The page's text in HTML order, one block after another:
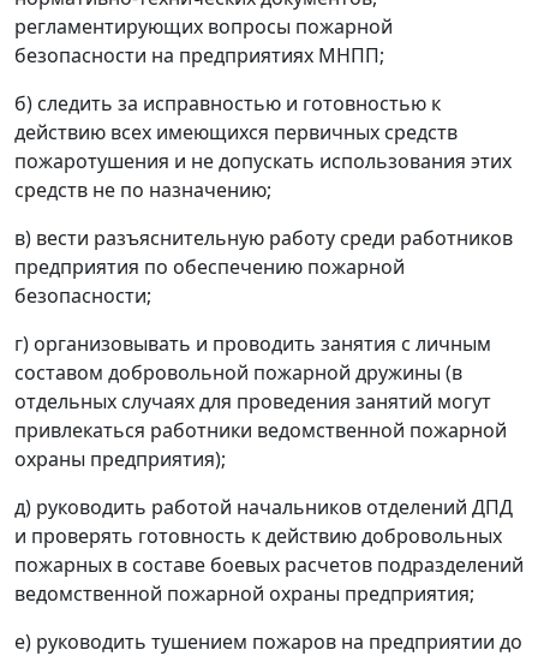
регламентирующих вопросы пожарной
безопасности на предприятиях МНПП;
б) следить за исправностью и готовностью к
действию всех имеющихся первичных средств
пожаротушения и не допускать использования этих
средств не по назначению;
в) вести разъяснительную работу среди работников
предприятия по обеспечению пожарной
безопасности;
г) организовывать и проводить занятия с личным
составом добровольной пожарной дружины (в
отдельных случаях для проведения занятий могут
привлекаться работники ведомственной пожарной
охраны предприятия);
д) руководить работой начальников отделений ДПД
и проверять готовность к действию добровольных
пожарных в составе боевых расчетов подразделений
ведомственной пожарной охраны предприятия;
е) руководить тушением пожаров на предприятии до